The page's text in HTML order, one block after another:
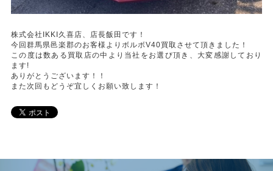
株式会社IKKI久喜店、店長飯田です！
今回群馬県邑楽郡のお客様よりボルボV40買取させて頂きました！
この度は数ある買取店の中より当社をお選び頂き、大変感謝しており
ます!
ありがとうございます！！
また次回もどうぞ宜しくお願い致します！